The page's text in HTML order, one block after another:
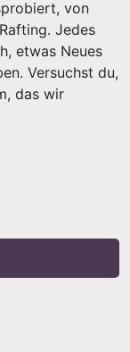
von
Jedes
etwas Neues
Versuchst du,
das wir